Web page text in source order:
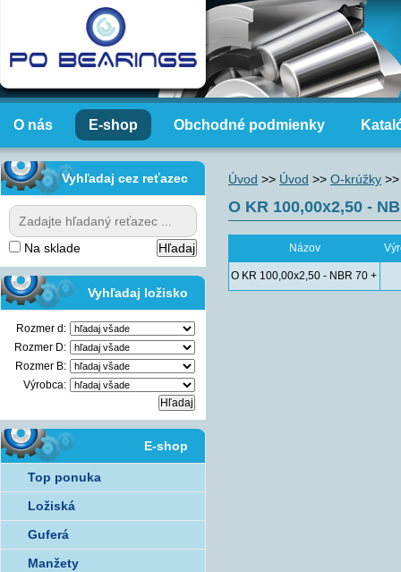
O nás E-shop Obchodné podmienky
Úvod >> Úvod >> O-krúžky >>
O KR 100,00x2,50 -
Názov
O KR 100,00x2,50 - NBR 70 +
Vyhľadaj cez reťazec
Na sklade
Vyhľadaj ložisko
Rozmer d:
Rozmer D:
Rozmer B:
Výrobca:
E-shop
Top ponuka
Ložiská
Guferá
Manžety